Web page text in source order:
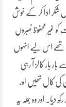
شکر ادا کر کے خوش
غیر محفوظ نمبروں
تھے اس لیے انہوں
بار کالز آ رہی
کی کال تھیں اور
اور وہ جملہ یہ